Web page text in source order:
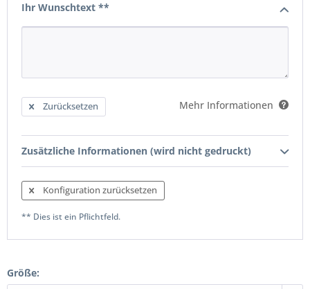
Ihr Wunschtext **
Zurücksetzen Mehr Informationen
Zusätzliche Informationen (wird nicht gedruckt)
Konfiguration zurücksetzen
** Dies ist ein Pflichtfeld.
Größe: